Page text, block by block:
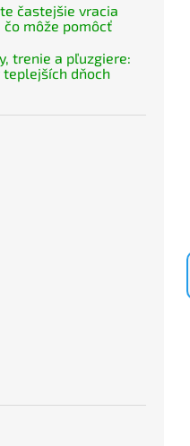
častejšie vracia
čo môže pomôcť
trenie a pľuzgiere:
teplejších dňoch